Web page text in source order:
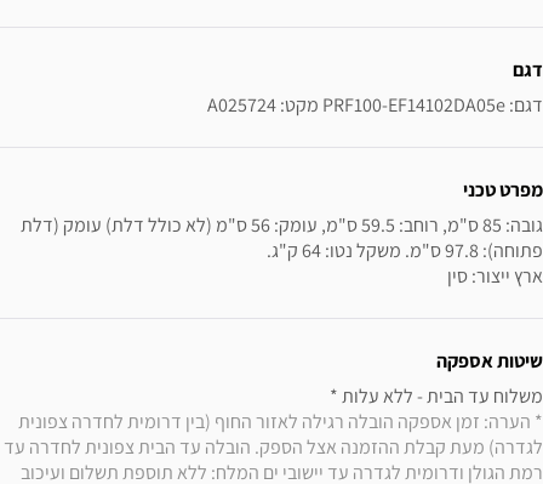
דגם
דגם: PRF100-EF14102DA05e מקט: A025724
מפרט טכני
ארץ ייצור: סין
שיטות אספקה
משלוח עד הבית - ללא עלות *